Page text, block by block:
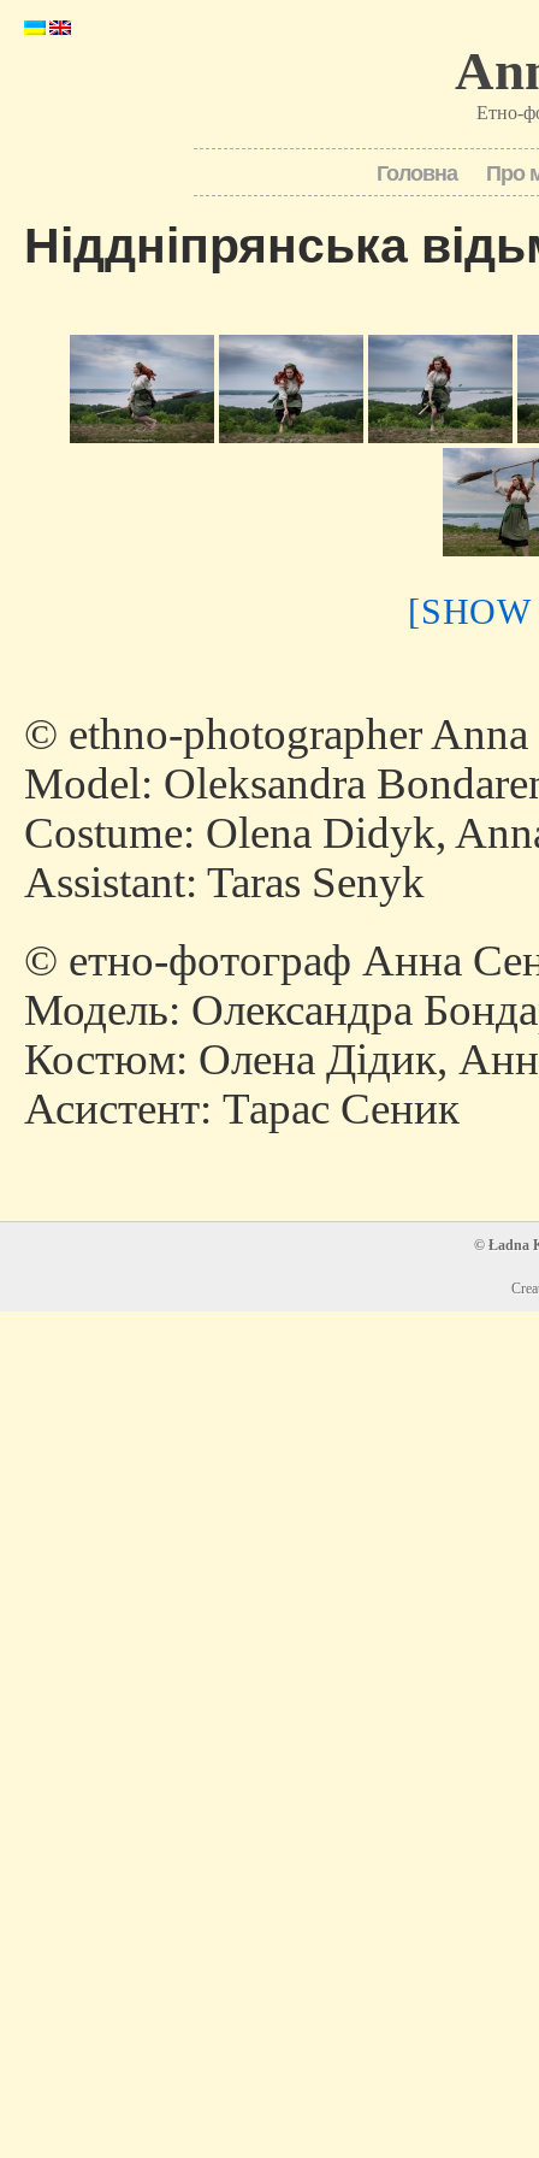
Етно-
Головна Про
Ніддніпрянська
© ethno-photographer Anna
Model: Oleksandra
Costume: Olena Didyk,
Assistant: Taras Senyk
© етно-фотограф Анна
Модель: Олександра
Костюм: Олена Дідик,
Асистент: Тарас Сеник
© Ładna